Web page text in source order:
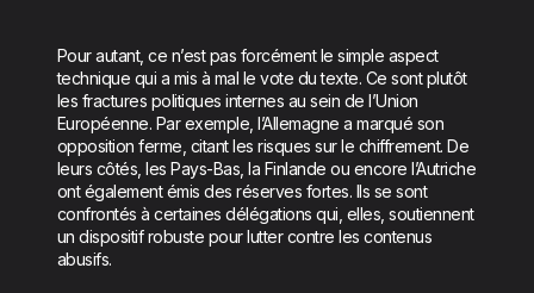
Pour autant, ce n’est pas forcément le simple aspect
technique qui a mis à mal le vote du texte. Ce sont plutôt
les fractures politiques internes au sein de l’Union
Européenne. Par exemple, l’Allemagne a marqué son
opposition ferme, citant les risques sur le chiffrement. De
leurs côtés, les Pays-Bas, la Finlande ou encore l’Autriche
ont également émis des réserves fortes. Ils se sont
confrontés à certaines délégations qui, elles, soutiennent
un dispositif robuste pour lutter contre les contenus
abusifs.